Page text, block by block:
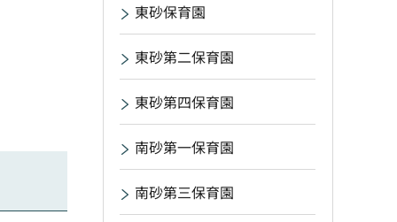
東砂保育園
東砂第二保育園
東砂第四保育園
南砂第一保育園
南砂第三保育園